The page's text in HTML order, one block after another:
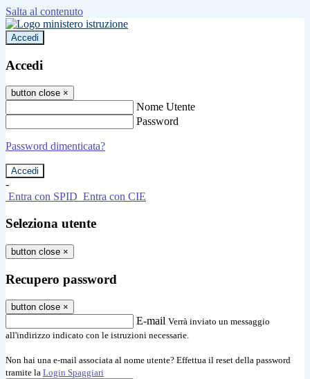
Salta al contenuto
Accedi
Accedi
button close ×
Nome Utente
Password
Password dimenticata?
-
Entra con SPID Entra con CIE
Seleziona utente
button close ×
Recupero password
button close ×
E-mail Verrà inviato un messaggio
all'indirizzo indicato con le istruzioni necessarie.
Non hai una e-mail associata al nome utente? Effettua il reset della password
tramite la Login Spaggiari